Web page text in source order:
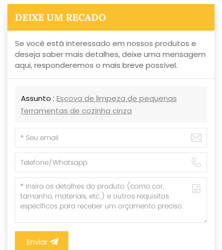
DEIXE UM RECADO
Se você está interessado em nossos produtos e
deseja saber mais detalhes, deixe uma mensagem
aqui, responderemos o mais breve possível.
Assunto : Escova de limpeza de pequenas
ferramentas de cozinha cinza
Enviar